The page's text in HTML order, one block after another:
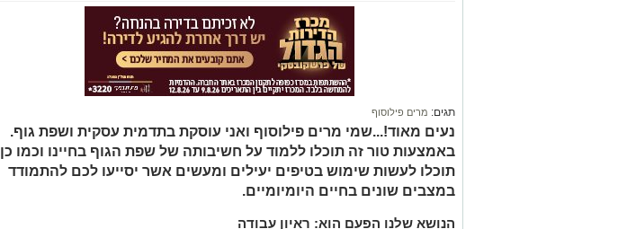
תגים: מרים פילוסוף
נעים מאוד!...שמי מרים פילוסוף ואני עוסקת בתדמית עסקית ושפת גוף.
באמצעות טור זה תוכלו ללמוד על חשיבותה של שפת הגוף בחיינו וכמו כן
תוכלו לעשות שימוש בטיפים יעילים ומעשים אשר יסייעו לכם להתמודד
במצבים שונים בחיים היומיומיים.
הנושא שלנו הפעם הוא: ראיון עבודה